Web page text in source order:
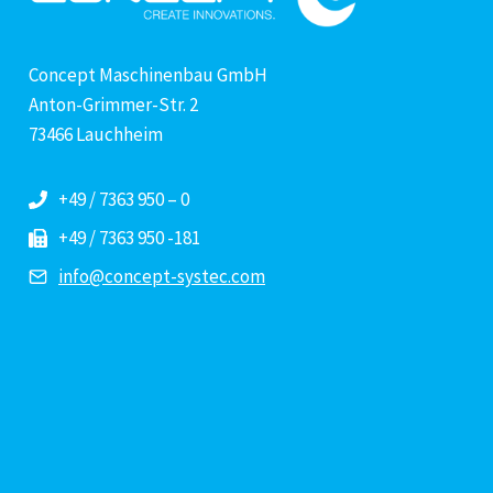
Concept Maschinenbau GmbH
Anton-Grimmer-Str. 2
73466 Lauchheim
+49 / 7363 950 – 0
+49 / 7363 950 -181
info@concept-systec.com